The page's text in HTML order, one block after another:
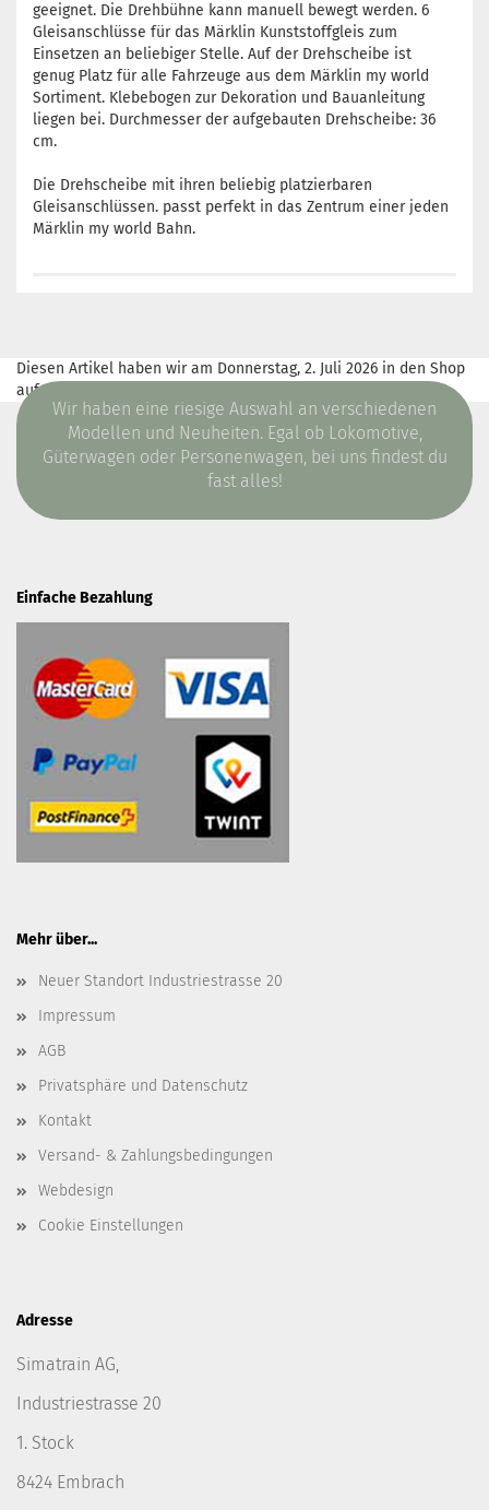
geeignet. Die Drehbühne kann manuell bewegt werden. 6
Gleisanschlüsse für das Märklin Kunststoffgleis zum
Einsetzen an beliebiger Stelle. Auf der Drehscheibe ist
genug Platz für alle Fahrzeuge aus dem Märklin my world
Sortiment. Klebebogen zur Dekoration und Bauanleitung
liegen bei. Durchmesser der aufgebauten Drehscheibe: 36
cm.
Die Drehscheibe mit ihren beliebig platzierbaren
Gleisanschlüssen. passt perfekt in das Zentrum einer jeden
Märklin my world Bahn.
Diesen Artikel haben wir am Donnerstag, 2. Juli 2026 in den Shop
aufgenommen.
Wir haben eine riesige Auswahl an verschiedenen
Modellen und Neuheiten. Egal ob Lokomotive,
Güterwagen oder Personenwagen, bei uns findest du
fast alles!
Einfache Bezahlung
Mehr über...
Neuer Standort Industriestrasse 20
Impressum
AGB
Privatsphäre und Datenschutz
Kontakt
Versand- & Zahlungsbedingungen
Webdesign
Cookie Einstellungen
Adresse
Simatrain AG,
Industriestrasse 20
1. Stock
8424 Embrach